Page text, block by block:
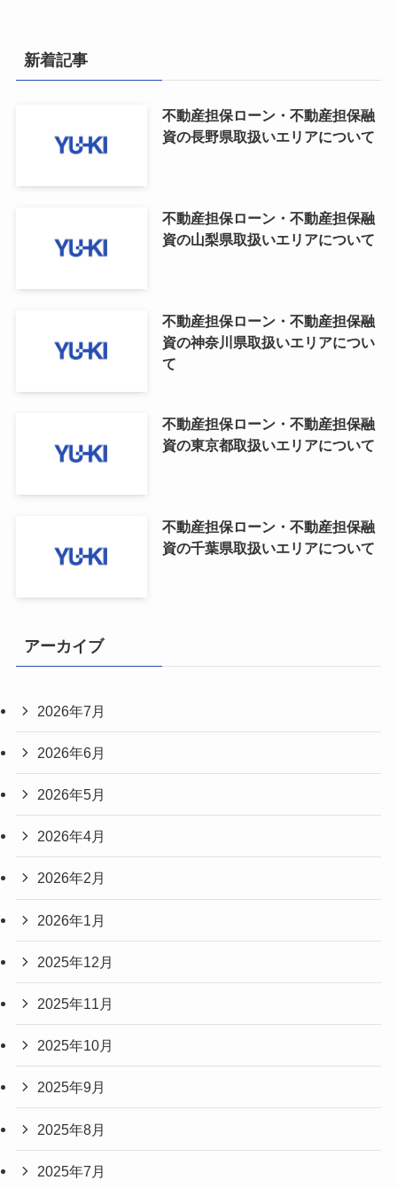
新着記事
不動産担保ローン・不動産担保融
資の長野県取扱いエリアについて
不動産担保ローン・不動産担保融
資の山梨県取扱いエリアについて
不動産担保ローン・不動産担保融
資の神奈川県取扱いエリアについ
て
不動産担保ローン・不動産担保融
資の東京都取扱いエリアについて
不動産担保ローン・不動産担保融
資の千葉県取扱いエリアについて
アーカイブ
2026年7月
2026年6月
2026年5月
2026年4月
2026年2月
2026年1月
2025年12月
2025年11月
2025年10月
2025年9月
2025年8月
2025年7月